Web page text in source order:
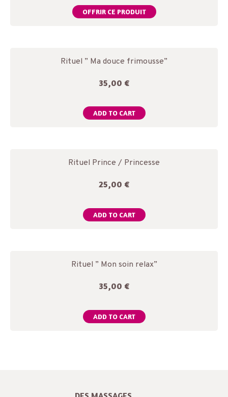
OFFRIR CE PRODUIT
Rituel ” Ma douce frimousse”
35,00 €
ADD TO CART
Rituel Prince / Princesse
25,00 €
ADD TO CART
Rituel ” Mon soin relax”
35,00 €
ADD TO CART